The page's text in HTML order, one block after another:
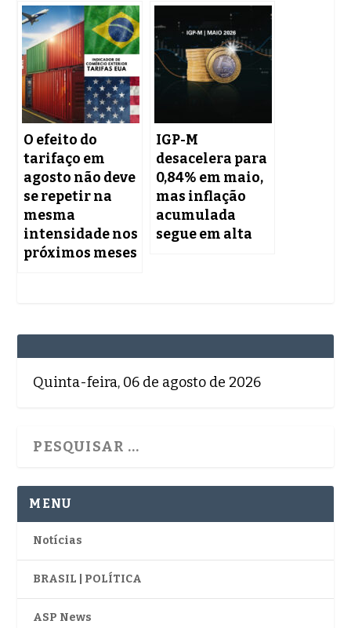
O efeito do
tarifaço em
agosto não deve
se repetir na
mesma
intensidade nos
próximos meses
IGP-M
desacelera para
0,84% em maio,
mas inflação
acumulada
segue em alta
Quinta-feira, 06 de agosto de 2026
MENU
Notícias
BRASIL | POLÍTICA
ASP News